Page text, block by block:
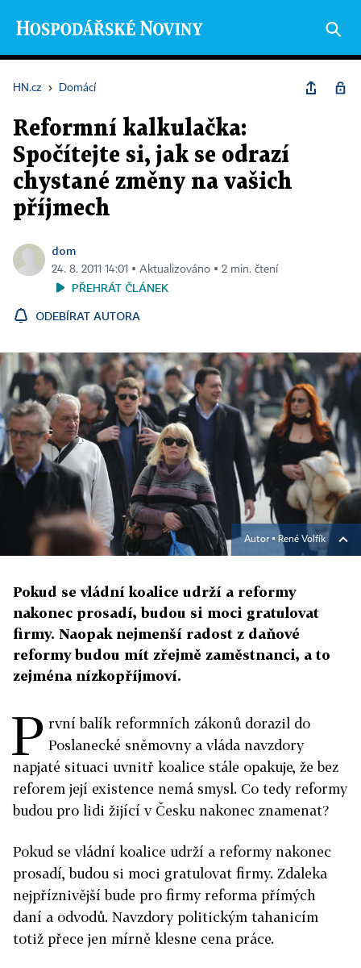
HN.cz › Domácí
Reformní kalkulačka:
Spočítejte si, jak se odrazí
chystané změny na vašich
příjmech
dom
24. 8. 2011 14:01 ▪ Aktualizováno ▪ 2 min. čtení
PŘEHRÁT ČLÁNEK
ODEBÍRAT AUTORA
Autor ▪ René Volfík
Pokud se vládní koalice udrží a reformy
nakonec prosadí, budou si moci gratulovat
firmy. Naopak nejmenší radost z daňové
reformy budou mít zřejmě zaměstnanci, a to
zejména nízkopříjmoví.
P rvní balík reformních zákonů dorazil do
Poslanecké sněmovny a vláda navzdory
napjaté situaci uvnitř koalice stále opakuje, že bez
reforem její existence nemá smysl. Co tedy reformy
budou pro lidi žijící v Česku nakonec znamenat?
Pokud se vládní koalice udrží a reformy nakonec
prosadí, budou si moci gratulovat firmy. Zdaleka
nejpříznivější bude pro firmy reforma přímých
daní a odvodů. Navzdory politickým tahanicím
totiž přece jen mírně klesne cena práce.